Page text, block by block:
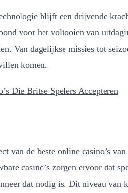
blijft een drijvende
voor het voltooien van
Van dagelijkse missies tot
komen.
Die Britse Spelers Accepteren
van de beste online casino’s
casino’s zorgen ervoor dat
dat nodig is. Dit niveau van